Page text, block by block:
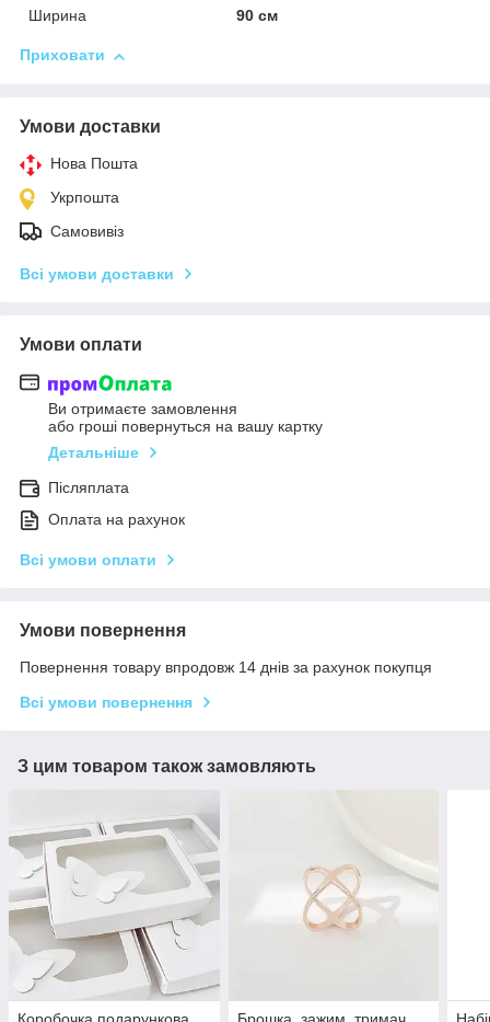
Ширина
90 см
Приховати
Умови доставки
Нова Пошта
Укрпошта
Самовивіз
Всі умови доставки
Умови оплати
Ви отримаєте замовлення
або гроші повернуться на вашу картку
Детальніше
Післяплата
Оплата на рахунок
Всі умови оплати
Умови повернення
Повернення товару впродовж 14 днів за рахунок покупця
Всі умови повернення
З цим товаром також замовляють